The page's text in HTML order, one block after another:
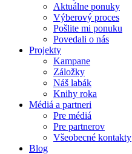
Aktuálne ponuky
Výberový proces
Pošlite mi ponuku
Povedali o nás
Projekty
Kampane
Záložky
Náš labák
Knihy roka
Médiá a partneri
Pre médiá
Pre partnerov
Všeobecné kontakty
Blog